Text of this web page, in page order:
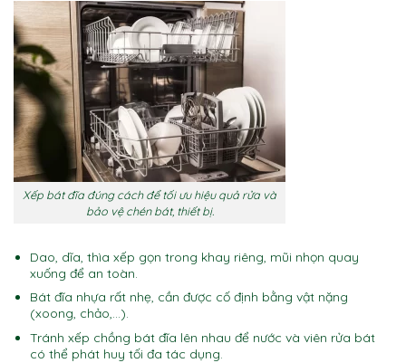
Xếp bát đĩa đúng cách để tối ưu hiệu quả rửa và
bảo vệ chén bát, thiết bị.
Dao, dĩa, thìa xếp gọn trong khay riêng, mũi nhọn quay
xuống để an toàn.
Bát đĩa nhựa rất nhẹ, cần được cố định bằng vật nặng
(xoong, chảo,…).
Tránh xếp chồng bát đĩa lên nhau để nước và viên rửa bát
có thể phát huy tối đa tác dụng.